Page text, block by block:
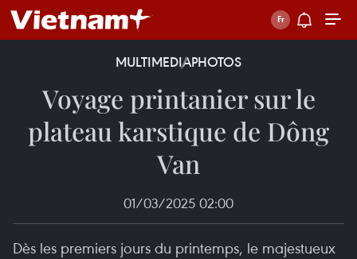
MULTIMEDIAPHOTOS
Voyage printanier sur le
plateau karstique de Dông
Van
01/03/2025 02:00
Dès les premiers jours du printemps, le majestueux